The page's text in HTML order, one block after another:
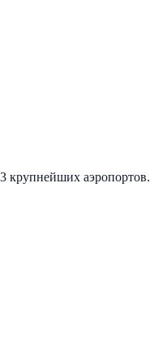
крупнейших аэропортов.